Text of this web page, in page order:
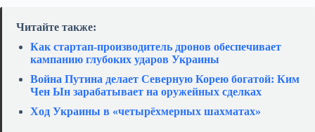
Читайте также:
Как стартап‑производитель дронов обеспечивает
кампанию глубоких ударов Украины
Война Путина делает Северную Корею богатой: Ким
Чен Ын зарабатывает на оружейных сделках
Ход Украины в «четырёхмерных шахматах»